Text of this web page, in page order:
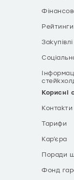
Рейтинги
Закупівлі
Корисні
Контакти
Тарифи
Кар’єра
Поради
Фонд